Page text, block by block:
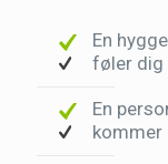
En
føler dig
En
kommer